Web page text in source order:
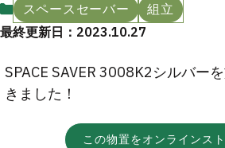
スペースセーバー
組立
最終更新日：2023.10.27
SPACE SAVER 3008K2シルバー
きました！
この物置をオンラインス